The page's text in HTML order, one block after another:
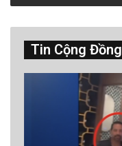
Tin Cộng Đồng